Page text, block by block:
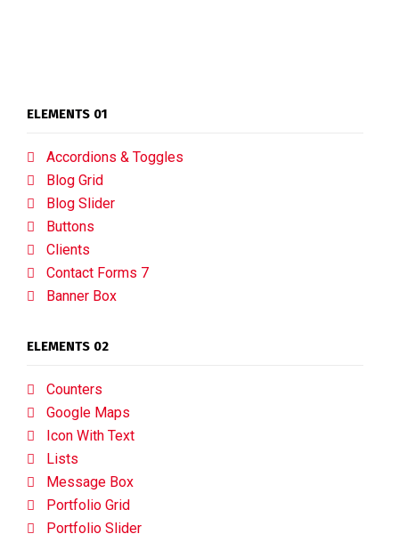
ELEMENTS 01
Accordions & Toggles
Blog Grid
Blog Slider
Buttons
Clients
Contact Forms 7
Banner Box
ELEMENTS 02
Counters
Google Maps
Icon With Text
Lists
Message Box
Portfolio Grid
Portfolio Slider